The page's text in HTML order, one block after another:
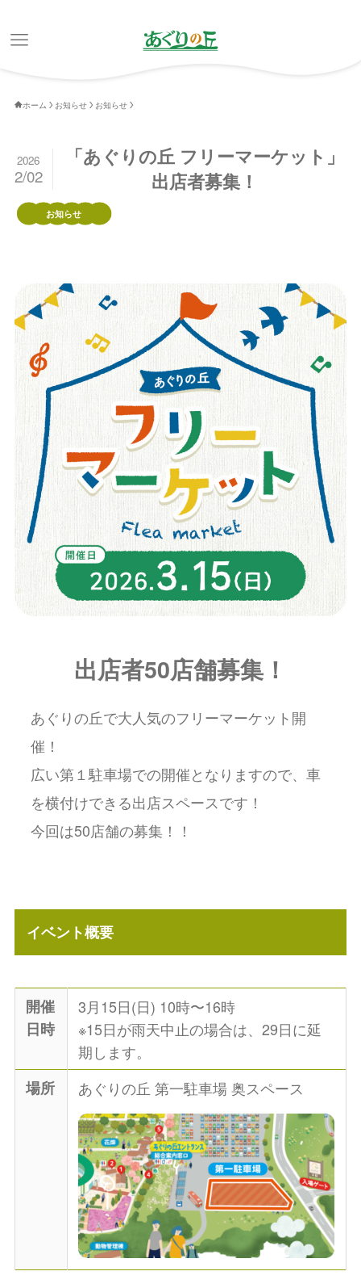
ホーム お知らせ お知らせ
「あぐりの丘 フリーマーケット」
出店者募集！
2026
2/02
お知らせ
出店者50店舗募集！
あぐりの丘で大人気のフリーマーケット開
催！
広い第１駐車場での開催となりますので、車
を横付けできる出店スペースです！
今回は50店舗の募集！！
イベント概要
開催
日時
3月15日(日) 10時〜16時
※15日が雨天中止の場合は、29日に延
期します。
場所
あぐりの丘 第一駐車場 奥スペース